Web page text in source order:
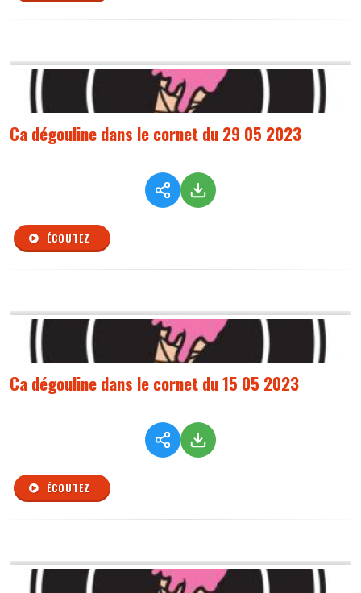
Ca dégouline dans le cornet du 29 05 2023
ÉCOUTEZ
Ca dégouline dans le cornet du 15 05 2023
ÉCOUTEZ